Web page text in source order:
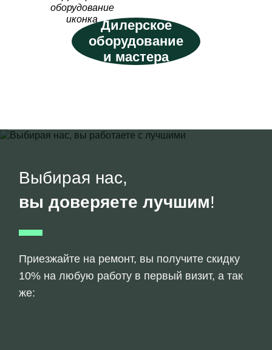
Дилерское
оборудование
и мастера
Выбирая нас,
вы доверяете лучшим!
Приезжайте на ремонт, вы получите скидку
10% на любую работу в первый визит, а так
же: